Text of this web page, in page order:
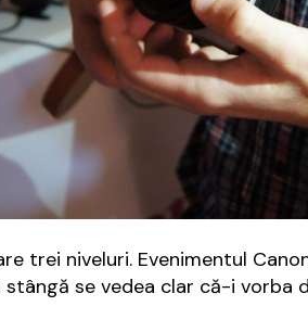
trei niveluri. Evenimentul
se vedea clar că-i vorba